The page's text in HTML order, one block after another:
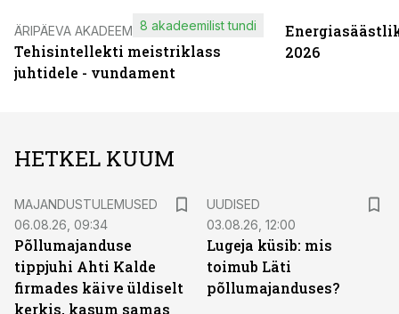
ÄRIPÄEVA AKADEEMIA
Tehisintellekti meistriklass
juhtidele - vundament
8 akadeemilist tundi
2026
HETKEL KUUM
MAJANDUSTULEMUSED
06.08.26, 09:34
Põllumajanduse
tippjuhi Ahti Kalde
firmades käive üldiselt
kerkis, kasum samas
UUDISED
03.08.26, 12:00
Lugeja küsib: mis
toimub Läti
põllumajanduses?